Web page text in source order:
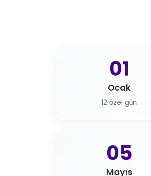
01
Ocak
12 özel gün
05
Mayıs